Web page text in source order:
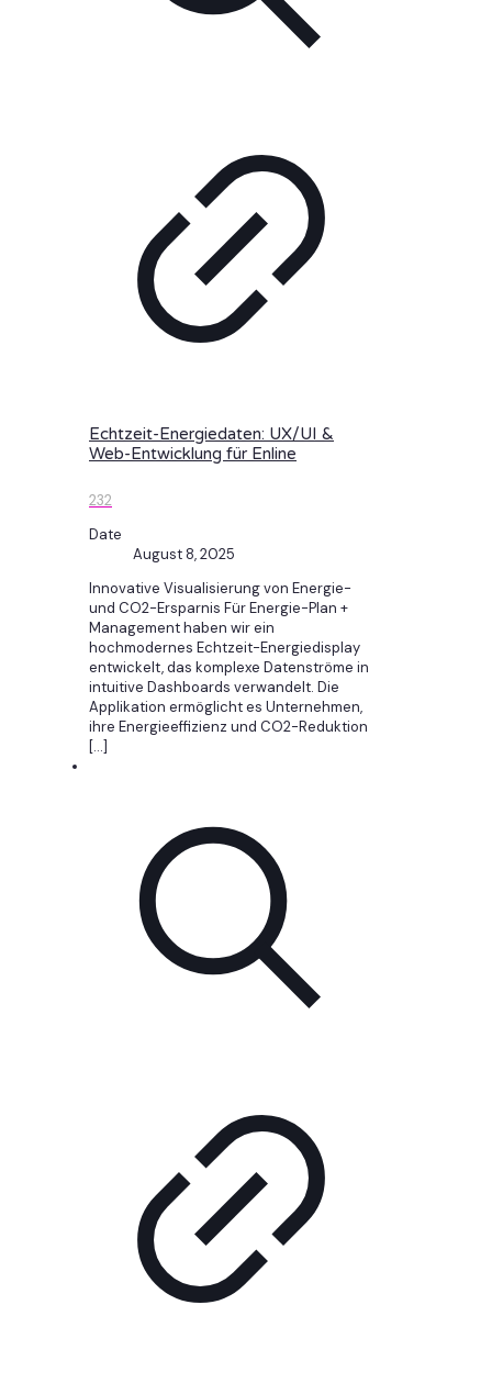
Echtzeit-Energiedaten: UX/UI &
Web-Entwicklung für Enline
232
Date
August 8, 2025
Innovative Visualisierung von Energie-
und CO2-Ersparnis Für Energie-Plan +
Management haben wir ein
hochmodernes Echtzeit-Energiedisplay
entwickelt, das komplexe Datenströme in
intuitive Dashboards verwandelt. Die
Applikation ermöglicht es Unternehmen,
ihre Energieeffizienz und CO2-Reduktion
[…]